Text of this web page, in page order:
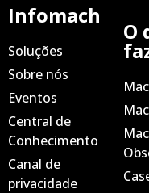
Infomach
Soluções
Sobre nós
Eventos
Central de
Conhecimento
Canal de
privacidade
O